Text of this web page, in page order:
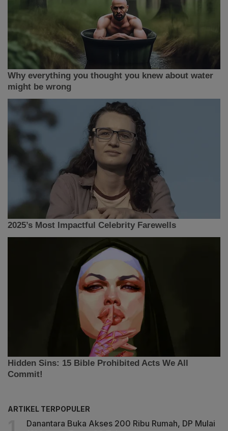
ARTIKEL TERPOPULER
Danantara Buka Akses 200 Ribu Rumah, DP Mulai